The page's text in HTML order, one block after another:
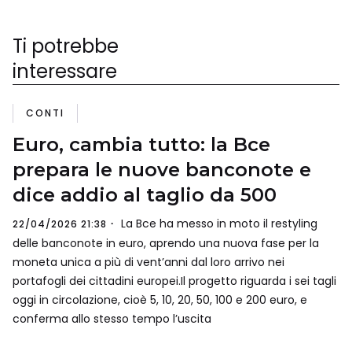
Ti potrebbe
interessare
CONTI
Euro, cambia tutto: la Bce
prepara le nuove banconote e
dice addio al taglio da 500
22/04/2026 21:38
La Bce ha messo in moto il restyling
delle banconote in euro, aprendo una nuova fase per la
moneta unica a più di vent’anni dal loro arrivo nei
portafogli dei cittadini europei.Il progetto riguarda i sei tagli
oggi in circolazione, cioè 5, 10, 20, 50, 100 e 200 euro, e
conferma allo stesso tempo l’uscita